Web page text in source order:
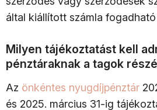
által kiállított számla fogadható
Milyen tájékoztatást kell
pénztáraknak a tagok
Az önkéntes nyugdíjpénztár
és 2025. március 31-ig